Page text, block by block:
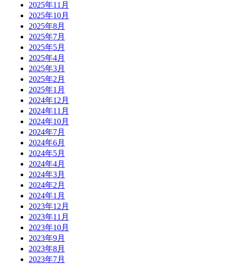
2025年11月
2025年10月
2025年8月
2025年7月
2025年5月
2025年4月
2025年3月
2025年2月
2025年1月
2024年12月
2024年11月
2024年10月
2024年7月
2024年6月
2024年5月
2024年4月
2024年3月
2024年2月
2024年1月
2023年12月
2023年11月
2023年10月
2023年9月
2023年8月
2023年7月